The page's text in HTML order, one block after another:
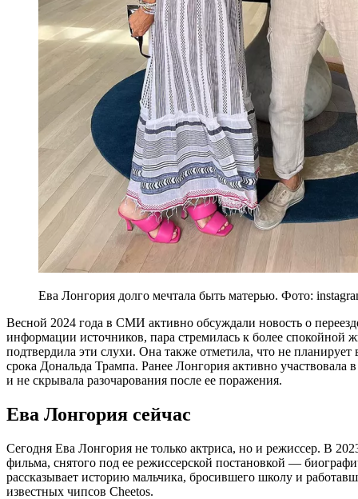
Ева Лонгория долго мечтала быть матерью. Фото:
Весной 2024 года в СМИ активно обсуждали новость о
информации источников, пара стремилась к более спокойной
подтвердила эти слухи. Она также отметила, что не
срока Дональда Трампа. Ранее Лонгория активно
и не скрывала разочарования после ее поражения.
Ева Лонгория сейчас
Сегодня Ева Лонгория не только актриса, но и режиссер. В
фильма, снятого под ее режиссерской постановкой —
рассказывает историю мальчика, бросившего школу и
известных чипсов Cheetos.